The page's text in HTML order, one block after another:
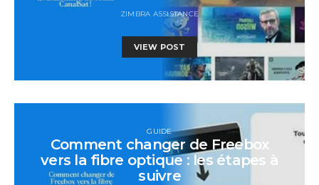
ZIMBRA ASSISTANCE
VIEW POST
GUIDE
Comment changer de Freebox
vers la fibre optique : les étapes à
suivre